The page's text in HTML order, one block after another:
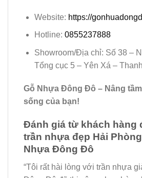
Website: https://
Hotline: 0855237888
Showroom/Địa chỉ: Số 38 –
Tổng cục 5 – Yên Xá –
Gỗ Nhựa Đông Đô – Nâng
sống của bạn!
Đánh giá từ khách hàng
trần nhựa đẹp Hải
Nhựa Đông Đô
“Tôi rất hài lòng với trần nhựa